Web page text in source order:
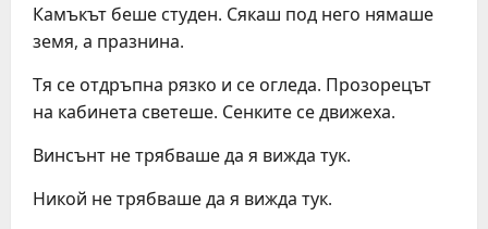
Камъкът беше студен. Сякаш под него нямаше
земя, а празнина.
Тя се отдръпна рязко и се огледа. Прозорецът
на кабинета светеше. Сенките се движеха.
Винсънт не трябваше да я вижда тук.
Никой не трябваше да я вижда тук.